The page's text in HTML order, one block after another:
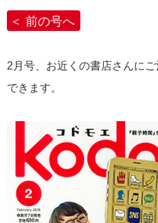
前の号へ
2月号、お近くの書店さんに
できます。